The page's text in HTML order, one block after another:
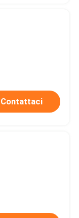
Contattaci